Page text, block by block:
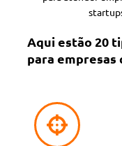
Aqui estão 20
para